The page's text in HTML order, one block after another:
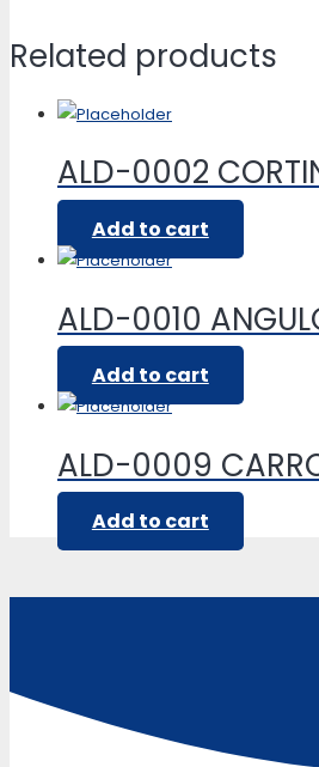
Related products
ALD-0002
Add to cart
ALD-0010
Add to cart
ALD-0009
Add to cart